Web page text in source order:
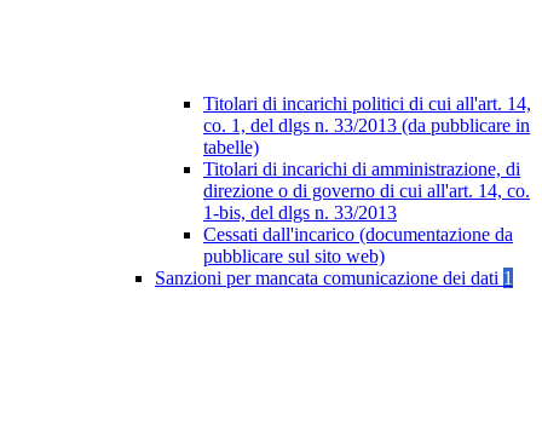
Titolari di incarichi politici di cui all'art. 14,
co. 1, del dlgs n. 33/2013 (da pubblicare in
tabelle)
Titolari di incarichi di amministrazione, di
direzione o di governo di cui all'art. 14, co.
1-bis, del dlgs n. 33/2013
Cessati dall'incarico (documentazione da
pubblicare sul sito web)
Sanzioni per mancata comunicazione dei dati 1